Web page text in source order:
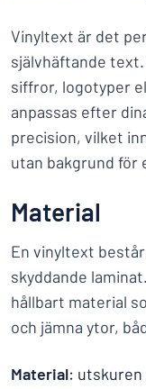
Vinyltext är det
självhäftande
siffror, logotyper
anpassas efter
precision, vilket
utan bakgrund för
Material
En vinyltext
skyddande
hållbart material
och jämna ytor,
Material: utskuren